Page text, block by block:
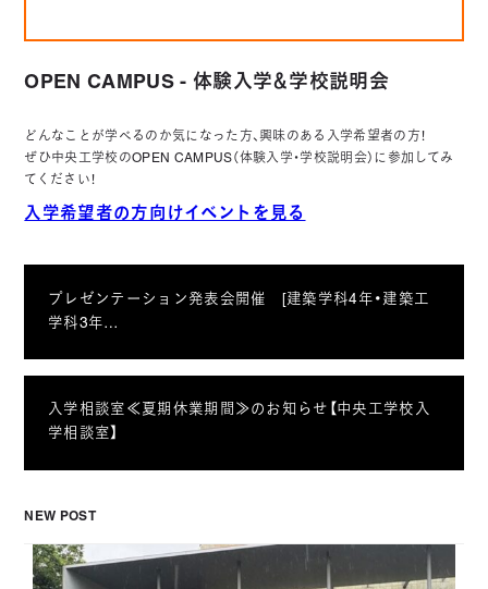
OPEN CAMPUS - 体験入学＆学校説明会
どんなことが学べるのか気になった方、興味のある入学希望者の方！
ぜひ中央工学校のOPEN CAMPUS（体験入学・学校説明会）に参加してみ
てください！
入学希望者の方向けイベントを見る
プレゼンテーション発表会開催 [建築学科4年・建築工
学科3年…
入学相談室≪夏期休業期間≫のお知らせ【中央工学校入
学相談室】
NEW POST